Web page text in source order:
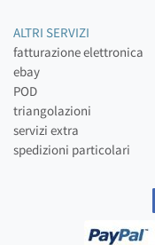
ALTRI SERVIZI
fatturazione elettronica
ebay
POD
triangolazioni
servizi extra
spedizioni particolari